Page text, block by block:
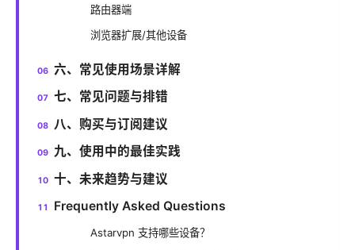
路由器端
浏览器扩展/其他设备
六、常见使用场景详解
七、常见问题与排错
八、购买与订阅建议
九、使用中的最佳实践
十、未来趋势与建议
Frequently Asked Questions
Astarvpn 支持哪些设备？